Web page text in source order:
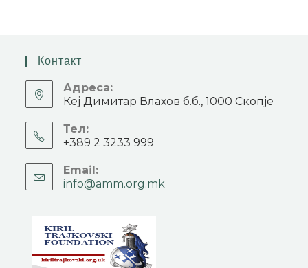
Контакт
Адреса:
Кеј Димитар Влахов б.б., 1000 Скопје
Тел:
+389 2 3233 999
Email:
info@amm.org.mk